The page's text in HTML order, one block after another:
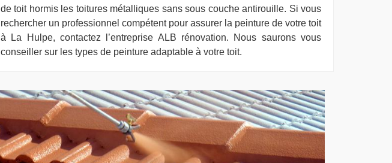
de toit hormis les toitures métalliques sans sous couche antirouille. Si vous
rechercher un professionnel compétent pour assurer la peinture de votre toit
à La Hulpe, contactez l’entreprise ALB rénovation. Nous saurons vous
conseiller sur les types de peinture adaptable à votre toit.